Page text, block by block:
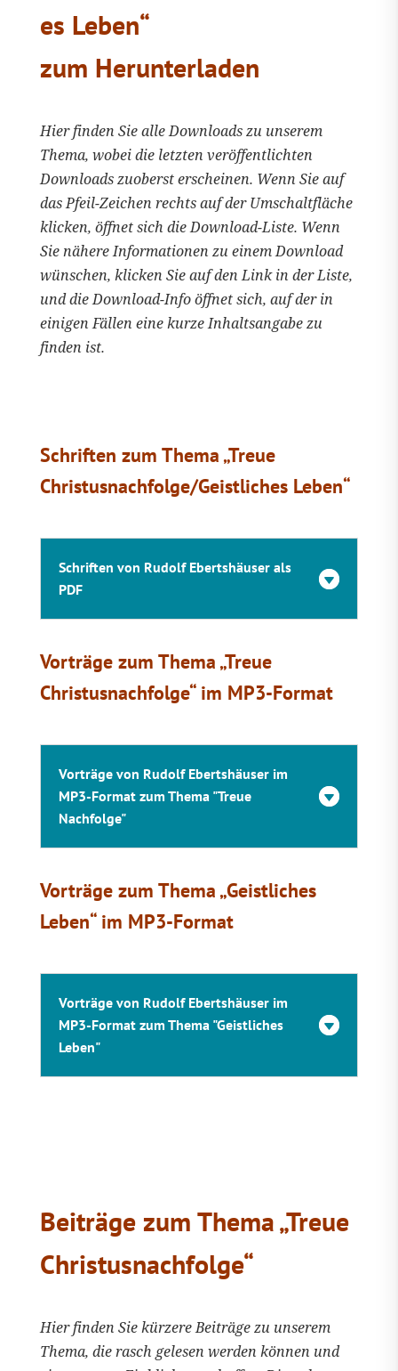
es Leben“
zum Herunterladen
Hier finden Sie alle Downloads zu unserem
Thema, wobei die letzten veröffentlichten
Downloads zuoberst erscheinen. Wenn Sie auf
das Pfeil-Zeichen rechts auf der Umschaltfläche
klicken, öffnet sich die Download-Liste. Wenn
Sie nähere Informationen zu einem Download
wünschen, klicken Sie auf den Link in der Liste,
und die Download-Info öffnet sich, auf der in
einigen Fällen eine kurze Inhaltsangabe zu
finden ist.
Schriften zum Thema „Treue
Christusnachfolge/Geistliches Leben“
Schriften von Rudolf Ebertshäuser als
PDF
Vorträge zum Thema „Treue
Christusnachfolge“ im MP3-Format
Vorträge von Rudolf Ebertshäuser im
MP3-Format zum Thema "Treue
Nachfolge"
Vorträge zum Thema „Geistliches
Leben“ im MP3-Format
Vorträge von Rudolf Ebertshäuser im
MP3-Format zum Thema "Geistliches
Leben"
Beiträge zum Thema „Treue
Christusnachfolge“
Hier finden Sie kürzere Beiträge zu unserem
Thema, die rasch gelesen werden können und